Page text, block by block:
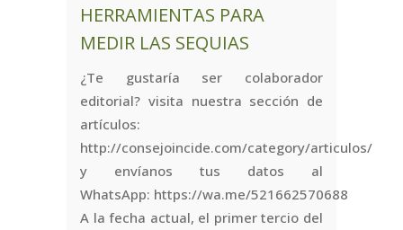
HERRAMIENTAS PARA
MEDIR LAS SEQUIAS
¿Te gustaría ser colaborador
editorial? visita nuestra sección de
artículos:
http://consejoincide.com/category/articulos/
y envíanos tus datos al
WhatsApp: https://wa.me/521662570688
A la fecha actual, el primer tercio del